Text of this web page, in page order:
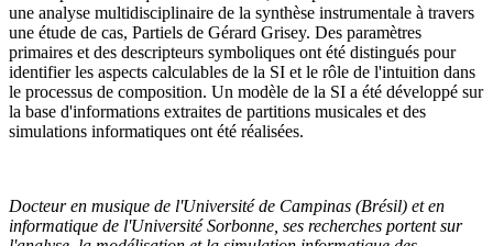
une analyse multidisciplinaire de la synthèse instrumentale à travers
une étude de cas, Partiels de Gérard Grisey. Des paramètres
primaires et des descripteurs symboliques ont été distingués pour
identifier les aspects calculables de la SI et le rôle de l'intuition dans
le processus de composition. Un modèle de la SI a été développé sur
la base d'informations extraites de partitions musicales et des
simulations informatiques ont été réalisées.
Docteur en musique de l'Université de Campinas (Brésil) et en
informatique de l'Université Sorbonne, ses recherches portent sur